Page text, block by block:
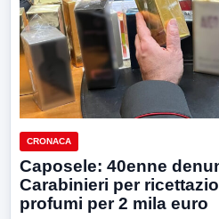
CRONACA
Caposele: 40enne
Carabinieri per
profumi per 2 mila euro